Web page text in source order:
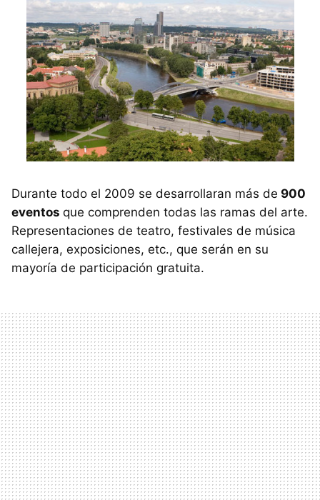
Durante todo el 2009 se desarrollaran más de 900
eventos que comprenden todas las ramas del arte.
Representaciones de teatro, festivales de música
callejera, exposiciones, etc., que serán en su
mayoría de participación gratuita.